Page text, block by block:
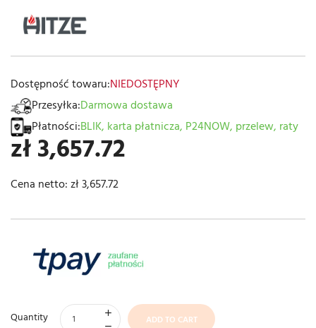
Dostępność towaru:NIEDOSTĘPNY
Przesyłka:Darmowa dostawa
Płatności:BLIK, karta płatnicza, P24NOW, przelew, raty
zł 3,657.72
Cena netto:zł 3,657.72
Quantity ADD TO CART